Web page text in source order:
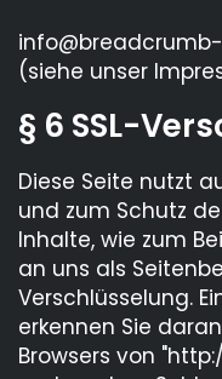
(siehe unser
§ 6 SSL-
Diese Seite nutzt
und zum Schutz
Inhalte, wie zum
an uns als
Verschlüsselung.
erkennen Sie
Browsers von